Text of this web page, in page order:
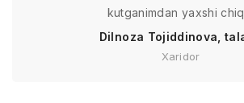
kutganimdan yaxshi
Dilnoza Tojiddinova,
Xaridor